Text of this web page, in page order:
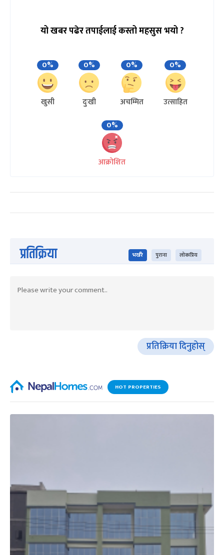
यो खबर पढेर तपाईलाई कस्तो महसुस भयो ?
0%
खुसी
0%
दुःखी
0%
अचम्मित
0%
उत्साहित
0%
आक्रोशित
प्रतिक्रिया भर्खरै पुराना लोकप्रिय
प्रतिक्रिया दिनुहोस्
HOT PROPERTIES